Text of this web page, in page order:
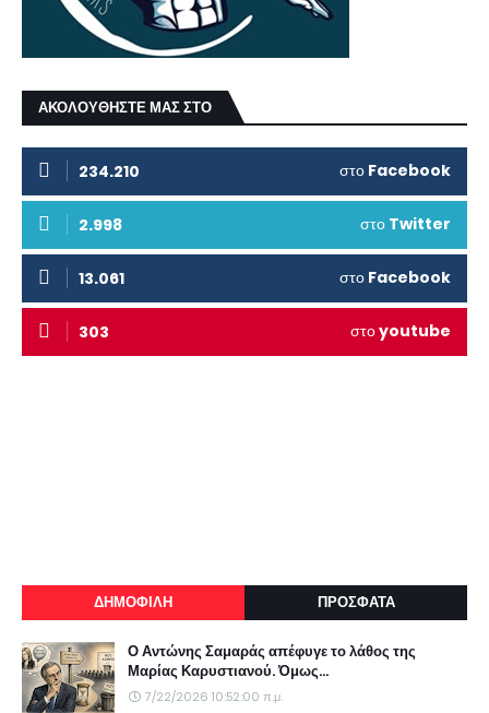
ΑΚΟΛΟΥΘΗΣΤΕ ΜΑΣ ΣΤΟ
234.210 στο Facebook
2.998 στο Twitter
13.061 στο Facebook
303 στοyoutube
ΔΗΜΟΦΙΛΗ ΠΡΟΣΦΑΤΑ
Ο Αντώνης Σαμαράς απέφυγε το λάθος της
Μαρίας Καρυστιανού. Όμως...
7/22/2026 10:52:00 π.μ.